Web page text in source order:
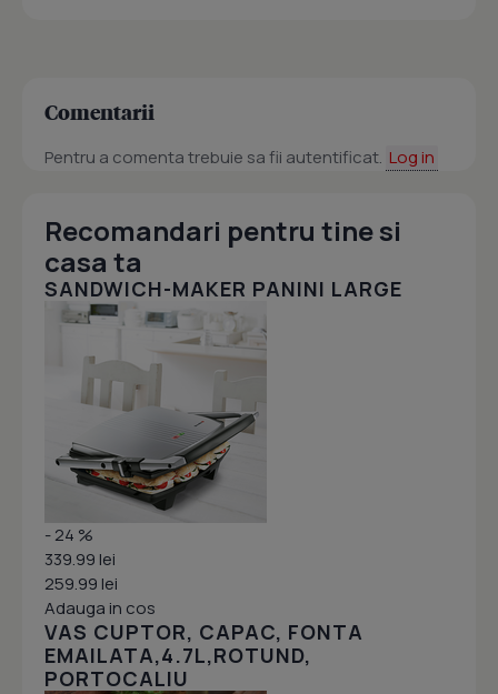
Comentarii
Pentru a comenta trebuie sa fii autentificat. Log in
Recomandari pentru tine si
casa ta
SANDWICH-MAKER PANINI LARGE
- 24 %
339.99 lei
259.99 lei
Adauga in cos
VAS CUPTOR, CAPAC, FONTA
EMAILATA,4.7L,ROTUND,
PORTOCALIU